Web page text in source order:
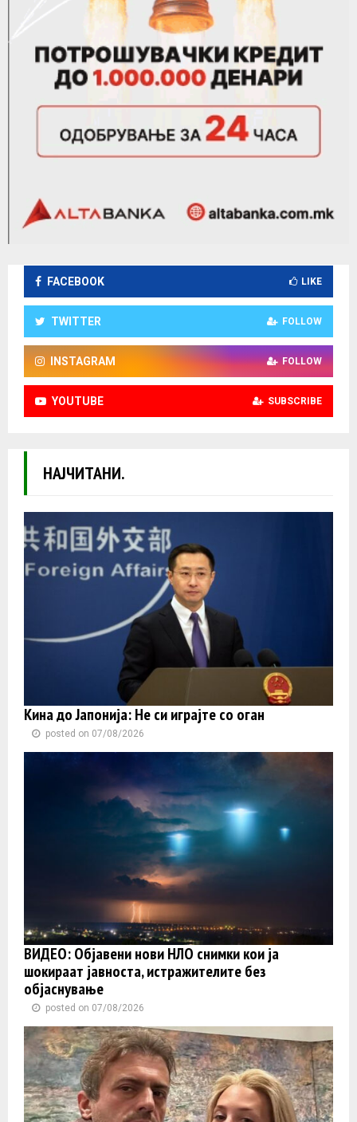
FACEBOOK LIKE
TWITTER FOLLOW
INSTAGRAM FOLLOW
YOUTUBE SUBSCRIBE
НАЈЧИТАНИ.
Кина до Јапонија: Не си играјте со оган
posted on 07/08/2026
ВИДЕО: Објавени нови НЛО снимки кои ја
шокираат јавноста, истражителите без
објаснување
posted on 07/08/2026